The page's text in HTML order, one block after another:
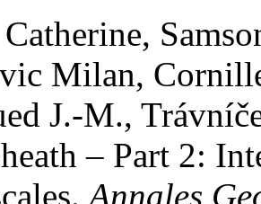
Catherine,
Milan,
J.-M.,
– Part 2:
.Annales